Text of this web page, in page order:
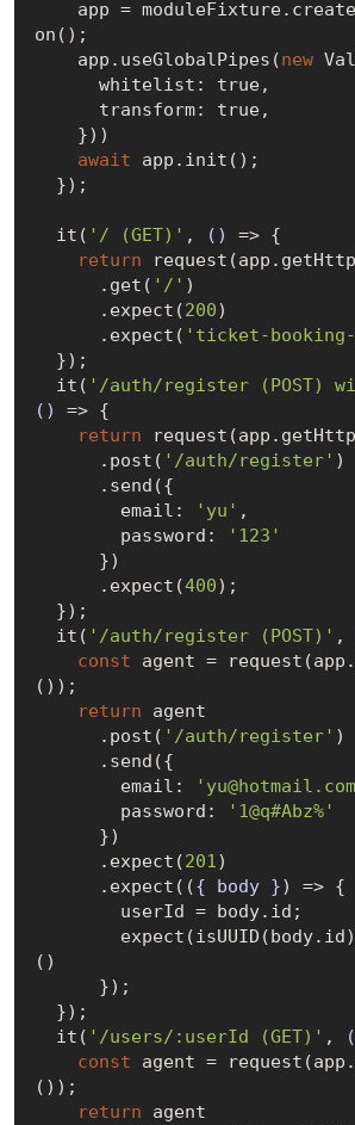
on();
    app.useGlobalPipes(
new
      whitelist:
true,
      transform:
true,
await app.init();
  it(
'/ (GET)' , () => {
return
      .get(
'/' )
      .expect(
200)
      .expect(
'ticket-booking-
  it(
'/auth/register (POST)
()
=> {
return
      .post(
'/auth/register' )
        email:
'yu' ,
        password:
'123'
      .expect(
400);
  it(
'/auth/register (POST)' ,
const agent =
());
return agent
      .post(
'/auth/register' )
        email:
        password:
'1@q#Abz%'
      .expect(
201)
      .expect(
({ body }) => {
()
  it(
'/users/:userId (GET)' ,
const agent =
());
return agent